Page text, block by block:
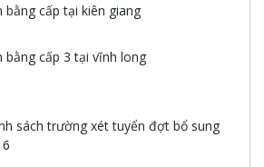
bằng cấp tại kiên giang
bằng cấp 3 tại vĩnh long
sách trường xét tuyển đợt bổ sung